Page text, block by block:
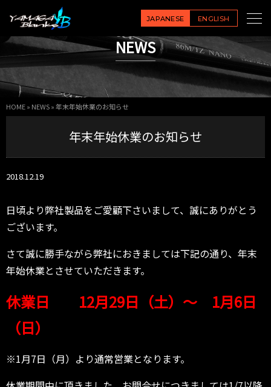
JAPANESE ENGLISH
NEWS
HOME» NEWS»年末年始休業のお知らせ
年末年始休業のお知らせ
2018.12.19
日頃より弊社製品をご愛顧下さいまして、誠にありがとう
ございます。
さて誠に勝手ながら弊社におきましては下記の通り、年末
年始休業とさせていただきます。
休業日 12月29日（土）～ 1月6日
（日）
※1月7日（月）より通常営業となります。